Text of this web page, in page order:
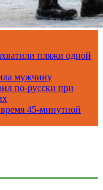
пляжи одной
мужчину
по-русски при
45-минутной